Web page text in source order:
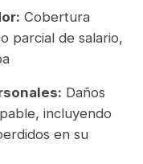
Cobertura
parcial de salario,
Daños
incluyendo
en su